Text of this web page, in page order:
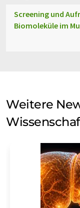
Screening und
Biomoleküle im
Weitere